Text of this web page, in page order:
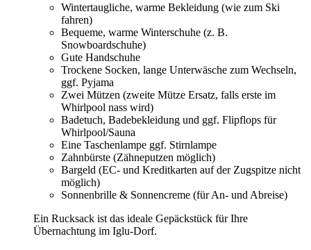
Wintertaugliche, warme Bekleidung (wie zum Ski
fahren)
Bequeme, warme Winterschuhe (z. B.
Snowboardschuhe)
Gute Handschuhe
Trockene Socken, lange Unterwäsche zum Wechseln,
ggf. Pyjama
Zwei Mützen (zweite Mütze Ersatz, falls erste im
Whirlpool nass wird)
Badetuch, Badebekleidung und ggf. Flipflops für
Whirlpool/Sauna
Eine Taschenlampe ggf. Stirnlampe
Zahnbürste (Zähneputzen möglich)
Bargeld (EC- und Kreditkarten auf der Zugspitze nicht
möglich)
Sonnenbrille & Sonnencreme (für An- und Abreise)
Ein Rucksack ist das ideale Gepäckstück für Ihre
Übernachtung im Iglu-Dorf.